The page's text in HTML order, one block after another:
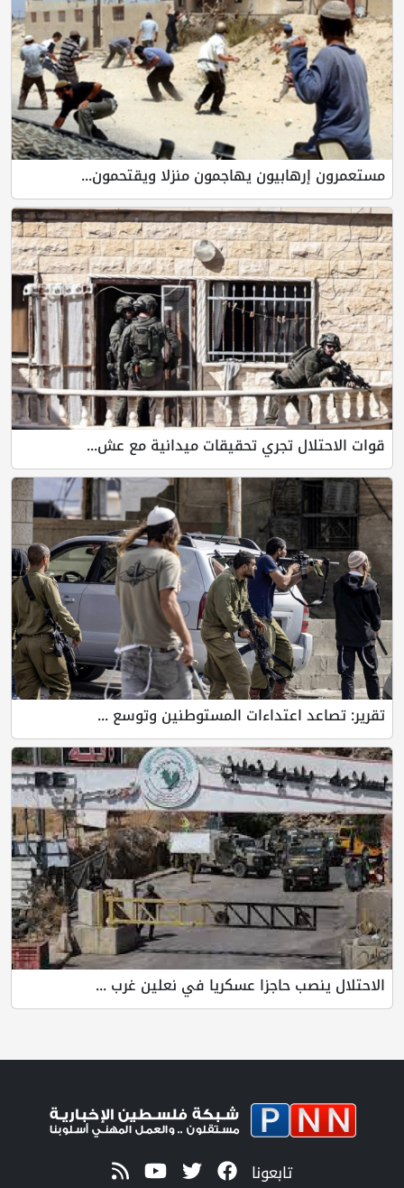
مستعمرون إرهابيون يهاجمون منزلا ويقتحمون...
قوات الاحتلال تجري تحقيقات ميدانية مع عش...
تقرير: تصاعد اعتداءات المستوطنين وتوسع ...
الاحتلال ينصب حاجزا عسكريا في نعلين غرب ...
تابعونا